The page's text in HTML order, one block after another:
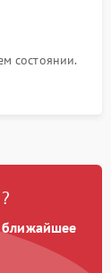
состоянии.
ближайшее